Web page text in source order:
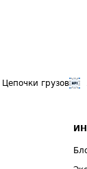
Цепочки грузов